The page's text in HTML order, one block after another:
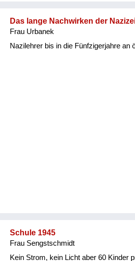
Das lange Nachwirken der
Frau Urbanek
Nazilehrer bis in die Fünfzigerjahre an
Schule 1945
Frau Sengstschmidt
Kein Strom, kein Licht aber 60 Kinder